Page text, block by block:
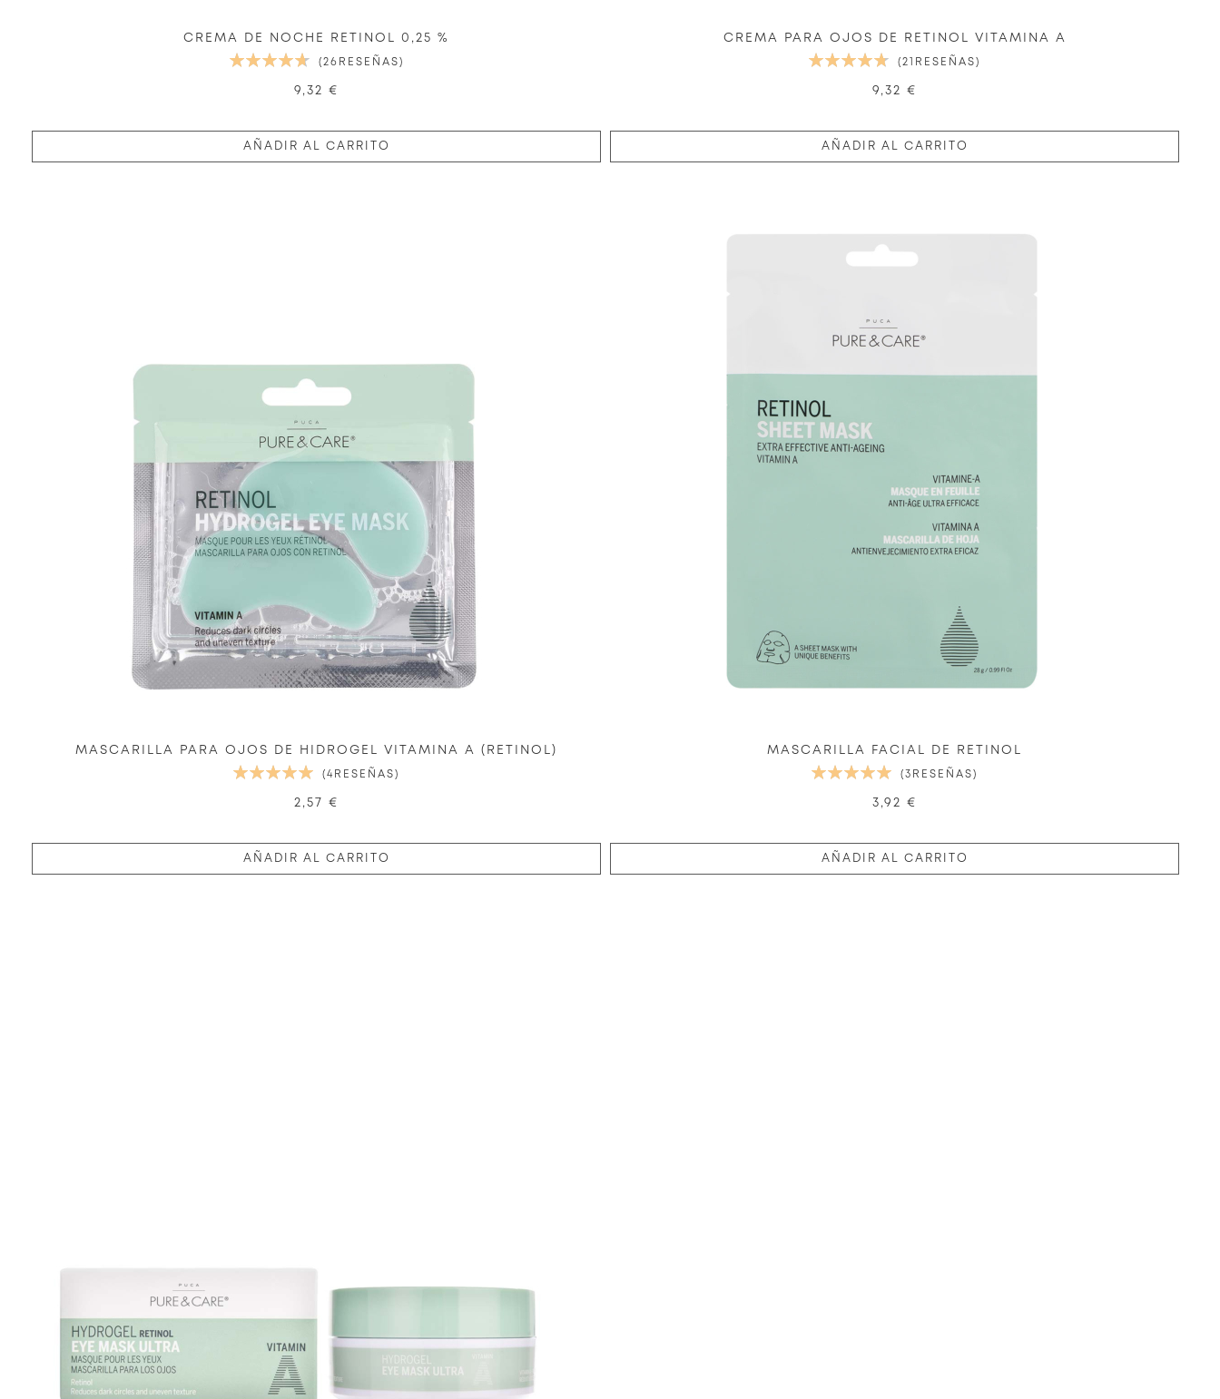
CREMA DE NOCHE RETINOL 0,25 %
VALORACIÓN:
26 RESEÑAS
9,32 €
AÑADIR AL CARRITO
CREMA PARA OJOS DE RETINOL VITAMINA A
VALORACIÓN:
21 RESEÑAS
9,32 €
AÑADIR AL CARRITO
MASCARILLA PARA OJOS DE HIDROGEL VITAMINA A (RETINOL)
VALORACIÓN:
4 RESEÑAS
2,57 €
AÑADIR AL CARRITO
MASCARILLA FACIAL DE RETINOL
VALORACIÓN:
3 RESEÑAS
3,92 €
AÑADIR AL CARRITO